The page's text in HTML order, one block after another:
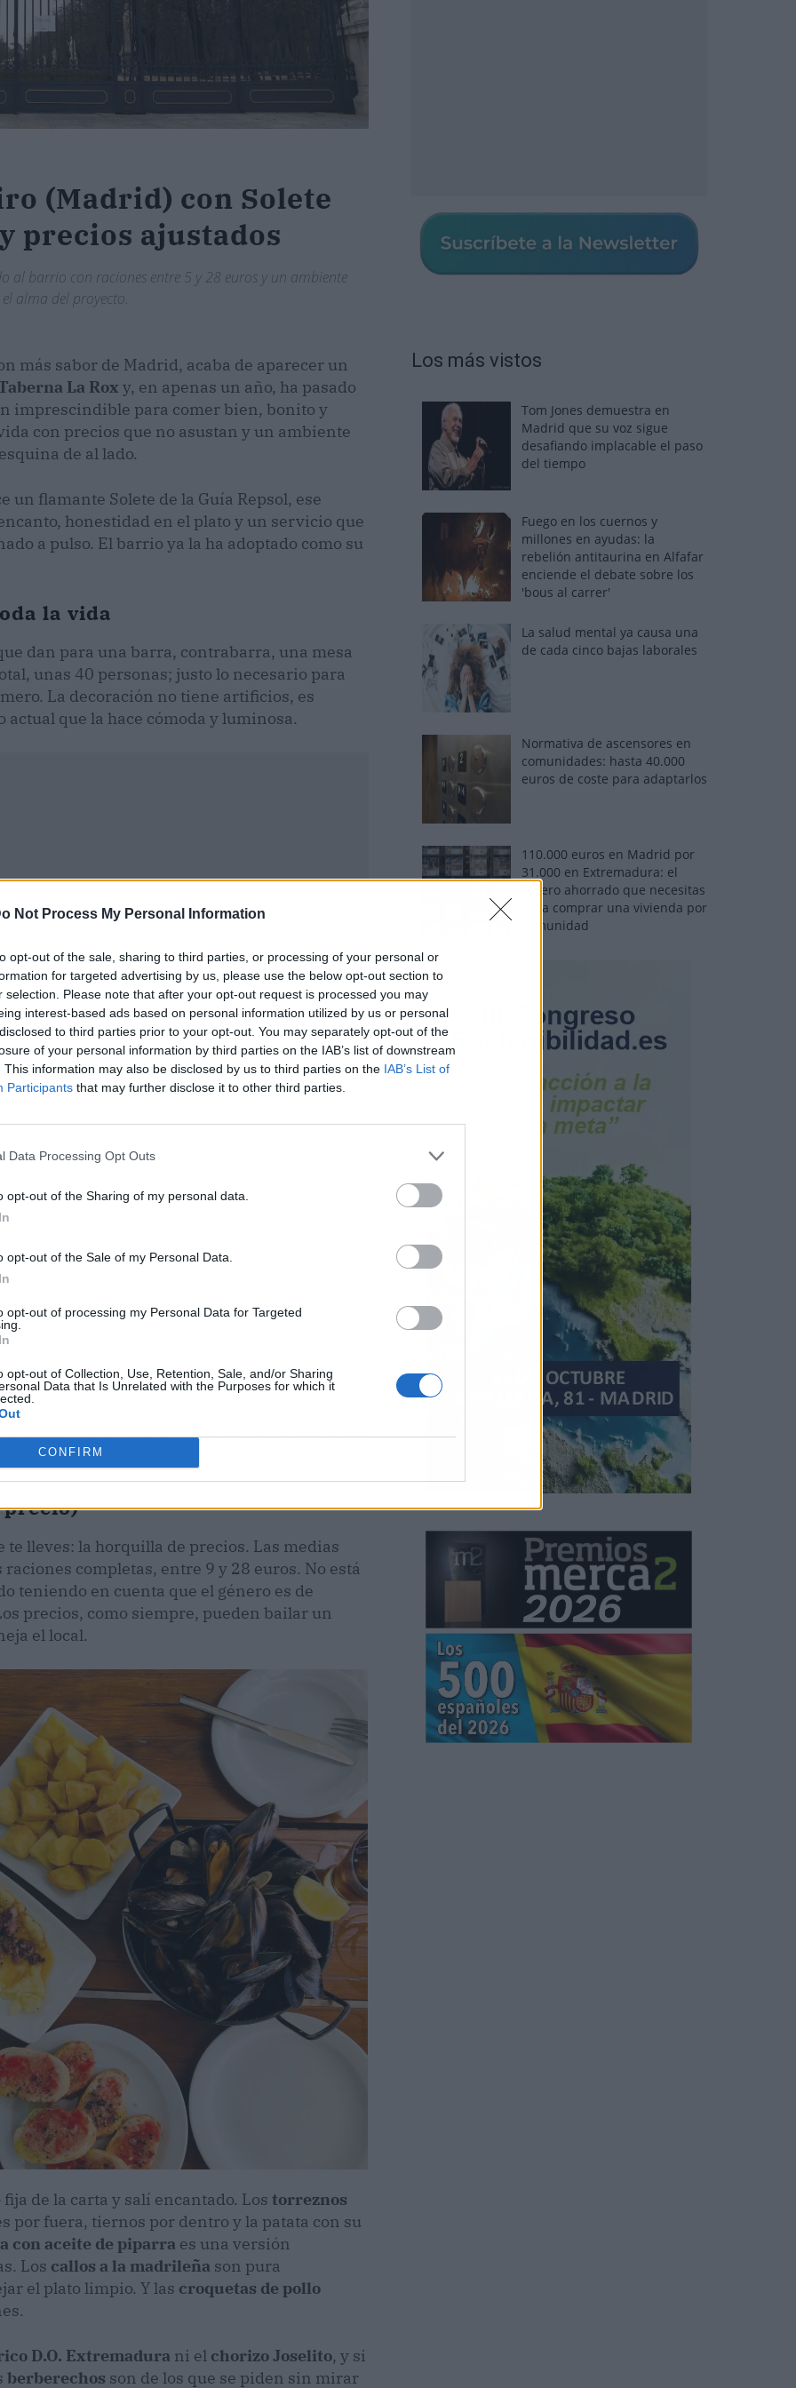
Not Process My Personal Information
opt-out of the sale, sharing to third parties, or processing of your personal or
for targeted advertising by us, please use the below opt-out section to
selection. Please note that after your opt-out request is processed you may
interest-based ads based on personal information utilized by us or personal
to third parties prior to your opt-out. You may separately opt-out of the
of your personal information by third parties on the IAB’s list of downstream
This information may also be disclosed by us to third parties on the IAB’s List of
Participants that may further disclose it to other third parties.
Data Processing Opt Outs
opt-out of the Sharing of my personal data.
opt-out of the Sale of my Personal Data.
opt-out of processing my Personal Data for Targeted
opt-out of Collection, Use, Retention, Sale, and/or Sharing
Data that Is Unrelated with the Purposes for which it
CONFIRM
(Madrid) con Solete
precios ajustados
al barrio con raciones entre 5 y 28 euros y un ambiente
alma del proyecto.
más sabor de Madrid, acaba de aparecer un
La Rox y, en apenas un año, ha pasado
imprescindible para comer bien, bonito y
con precios que no asustan y un ambiente
de al lado.
un flamante Solete de la Guía Repsol, ese
honestidad en el plato y un servicio que
a pulso. El barrio ya la ha adoptado como su
la vida
dan para una barra, contrabarra, una mesa
unas 40 personas; justo lo necesario para
La decoración no tiene artificios, es
que la hace cómoda y luminosa.
cocina. Roxana, impulsora del proyecto y
ha montado una carta de raciones
en producto cuidado y recetas de las que
torreznos, callos, croquetas, gambitas al
campanillas, quiere ser el sitio al que vuelves
precio)
lleves: la horquilla de precios. Las medias
completas, entre 9 y 28 euros. No está
teniendo en cuenta que el género es de
precios, como siempre, pueden bailar un
el local.
de la carta y salí encantado. Los torreznos
por fuera, tiernos por dentro y la patata con su
con aceite de piparra es una versión
Los callos a la madrileña son pura
el plato limpio. Y las croquetas de pollo
D.O. Extremadura ni el chorizo Joselito, y si
berberechos son de los que se piden sin mirar
Los más vistos
Tom Jones demuestra en
Madrid que su voz sigue
desafiando implacable el paso
del tiempo
Fuego en los cuernos y
millones en ayudas: la
rebelión antitaurina en Alfafar
enciende el debate sobre los
'bous al carrer'
La salud mental ya causa una
de cada cinco bajas laborales
Normativa de ascensores en
comunidades: hasta 40.000
euros de coste para adaptarlos
110.000 euros en Madrid por
31.000 en Extremadura: el
dinero ahorrado que necesitas
para comprar una vivienda por
comunidad